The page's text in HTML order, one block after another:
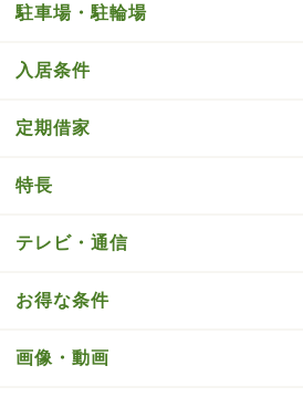
駐車場・駐輪場
入居条件
定期借家
特長
テレビ・通信
お得な条件
画像・動画